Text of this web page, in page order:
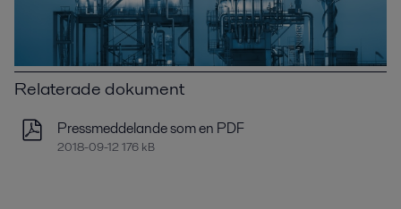
Relaterade dokument
Pressmeddelande som en PDF
2018-09-12 176 kB